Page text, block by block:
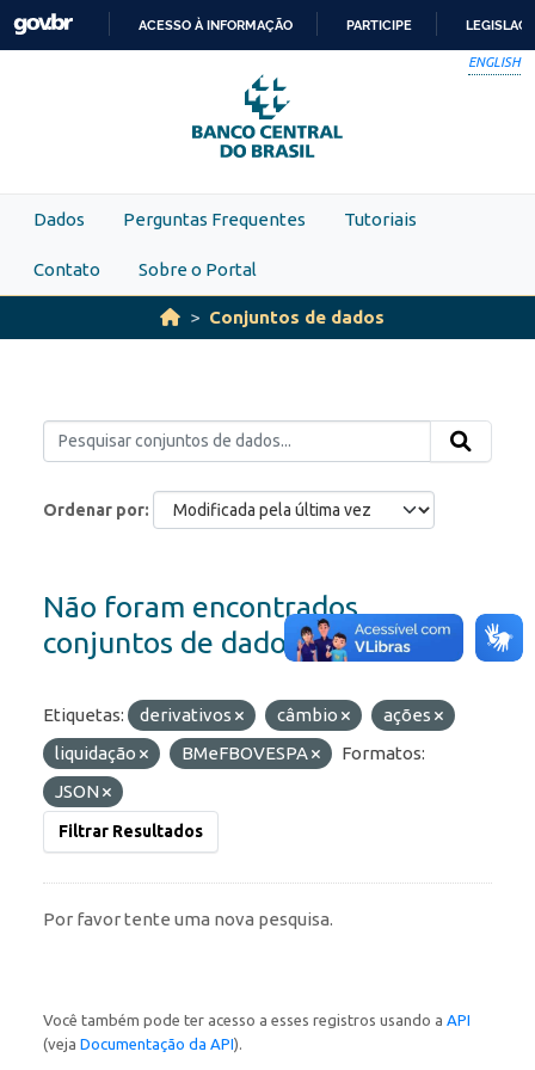
Skip to main content
PARA
O
CONTEÚDO
ACESSO À INFORMAÇÃO PARTICIPE
ENGLISH
Dados Perguntas Frequentes Tutoriais
Contato Sobre o Portal
Conjuntos de dados
Ordenar por
Não foram encontrados
conjuntos de dados
Etiquetas: derivativos câmbio
ações
liquidação
BMeFBOVESPA
Formatos:
JSON
Filtrar Resultados
Por favor tente uma nova pesquisa.
Você também pode ter acesso a esses registros usando a API
(veja Documentação da API).